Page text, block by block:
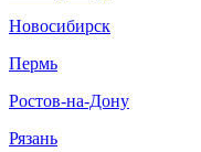
Новосибирск
Пермь
Ростов-на-Дону
Рязань